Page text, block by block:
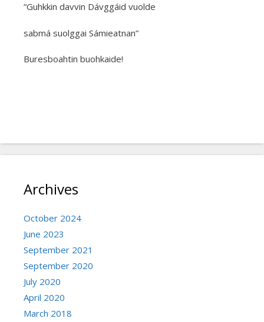
“Guhkkin davvin Dávggáid vuolde
sabmá suolggai Sámieatnan”
Buresboahtin buohkaide!
Archives
October 2024
June 2023
September 2021
September 2020
July 2020
April 2020
March 2018